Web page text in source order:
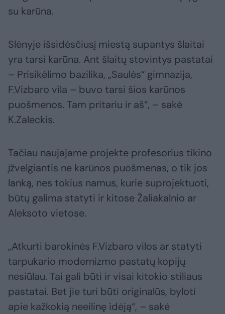
su karūna.
Slėnyje išsidėsčiusį miestą supantys šlaitai
yra tarsi karūna. Ant šlaitų stovintys pastatai
– Prisikėlimo bazilika, „Saulės“ gimnazija,
F.Vizbaro vila – buvo tarsi šios karūnos
puošmenos. Tam pritariu ir aš“, – sakė
K.Zaleckis.
Tačiau naujajame projekte profesorius tikino
įžvelgiantis ne karūnos puošmenas, o tik jos
lanką, nes tokius namus, kurie suprojektuoti,
būtų galima statyti ir kitose Žaliakalnio ar
Aleksoto vietose.
„Atkurti barokinės F.Vizbaro vilos ar statyti
tarpukario modernizmo pastatų kopijų
nesiūlau. Tai gali būti ir visai kitokio stiliaus
pastatai. Bet jie turi būti originalūs, byloti
apie kažkokią neeilinę idėją“, – sakė